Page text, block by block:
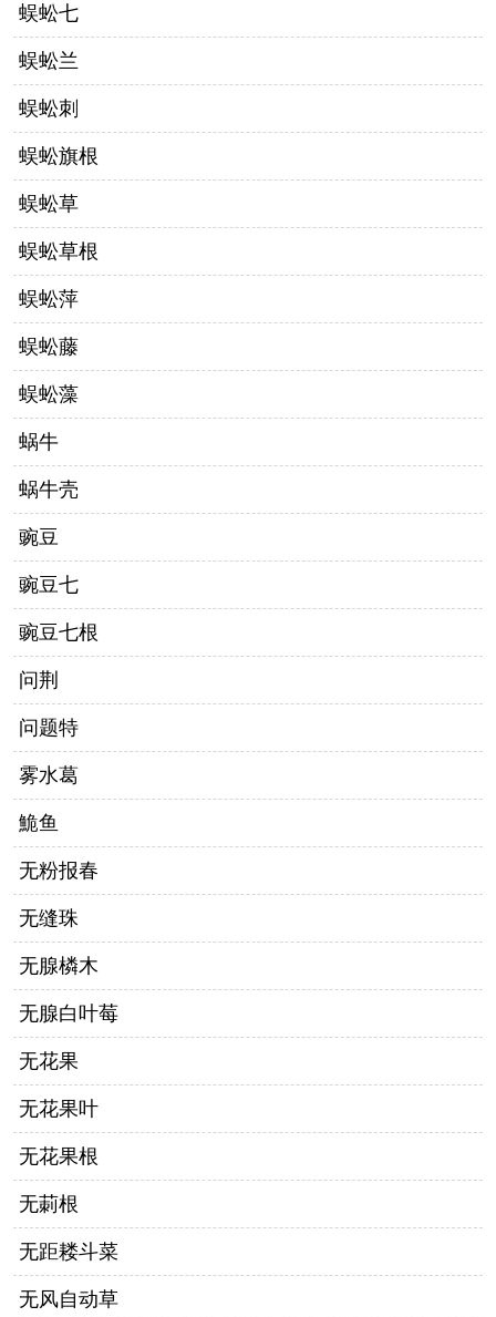
蜈蚣七
蜈蚣兰
蜈蚣刺
蜈蚣旗根
蜈蚣草
蜈蚣草根
蜈蚣萍
蜈蚣藤
蜈蚣藻
蜗牛
蜗牛壳
豌豆
豌豆七
豌豆七根
问荆
问题特
雾水葛
鮠鱼
无粉报春
无缝珠
无腺橉木
无腺白叶莓
无花果
无花果叶
无花果根
无莿根
无距耧斗菜
无风自动草